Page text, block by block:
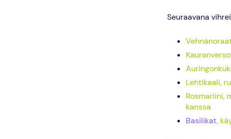
Seuraavana
Lehtikaali,
Rosmariini,
kanssa
Basilikat,